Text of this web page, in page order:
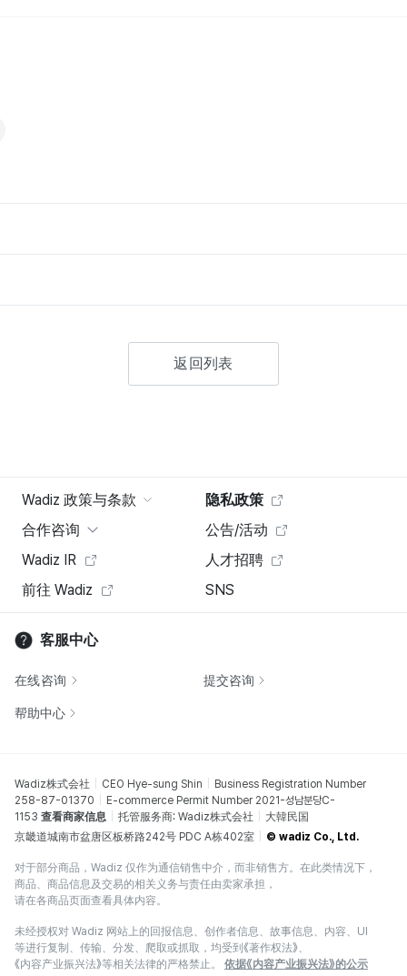
返回列表
Wadiz 政策与条款
隐私政策
合作咨询
公告/活动
Wadiz IR
人才招聘
前往 Wadiz
SNS
客服中心
在线咨询 提交咨询
帮助中心
Wadiz株式会社 CEO Hye-sung Shin
Business Registration Number
258-87-01370
E-commerce Permit Number 2021-성남분당C-
1153 查看商家信息 托管服务商: Wadiz株式会社
大韓民国
京畿道城南市盆唐区板桥路242号 PDC A栋402室
© wadiz Co., Ltd.
对于部分商品，Wadiz 仅作为通信销售中介，而非销售方。在此类情况下，
商品、商品信息及交易的相关义务与责任由卖家承担，
请在各商品页面查看具体内容。
未经授权对 Wadiz 网站上的回报信息、创作者信息、故事信息、内容、UI
等进行复制、传输、分发、爬取或抓取，均受到《著作权法》、
《内容产业振兴法》等相关法律的严格禁止。
依据《内容产业振兴法》的公示